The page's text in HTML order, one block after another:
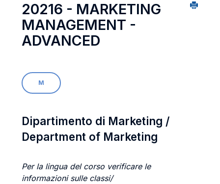
20216 - MARKETING
MANAGEMENT -
ADVANCED
M
Dipartimento di Marketing /
Department of Marketing
Per la lingua del corso verificare le
informazioni sulle classi/